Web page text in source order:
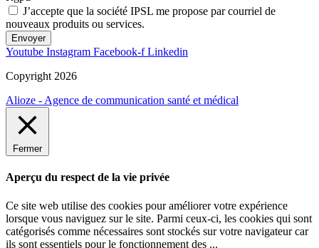
J’accepte que la société IPSL me propose par courriel de
nouveaux produits ou services.
Envoyer
Youtube Instagram Facebook-f Linkedin
Copyright 2026
Alioze - Agence de communication santé et médical
Fermer
Aperçu du respect de la vie privée
Ce site web utilise des cookies pour améliorer votre expérience
lorsque vous naviguez sur le site. Parmi ceux-ci, les cookies qui sont
catégorisés comme nécessaires sont stockés sur votre navigateur car
ils sont essentiels pour le fonctionnement des ...